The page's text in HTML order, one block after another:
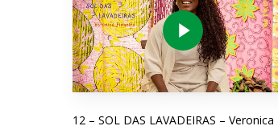
Play Video
12 – SOL DAS LAVADEIRAS – Veronica